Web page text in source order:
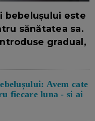
bebelușului este
sănătatea sa.
gradual,
Avem cate
fiecare luna - si ai